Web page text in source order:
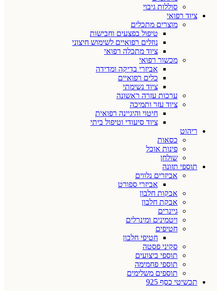
סוללות גיבוי
ציוד רפואי
מוצרים מתכלים
טיפול בפצעים וחבישות
נוזלים רפואיים לשימוש חיצוני
ציוד מתכלה רפואי
מכשור רפואי
אביזרי בדיקה ומדידה
כלים רפואיים
ציוד נשימתי
ערכות עזרה ראשונה
ציוד עזר ותמיכה
חיטוי והיגיינה רפואית
ציוד סיעודי וטיפול ביתי
ריהוט
כסאות
פינות אוכל
שולחן
תוספי תזונה
אביזרים נלווים
אביזרי ספורט
אבקות חלבון
אבקת חלבון
גיינרים
ויטמינים ומינרלים
חטיפים
חטיפי חלבון
סקיני פסטה
תוספי ביצועים
תוספי פחמימה
תוספים משלימים
תכשיטי כסף 925